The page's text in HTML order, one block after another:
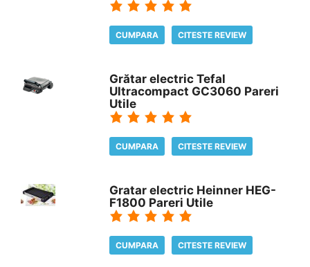
CUMPARA CITESTE REVIEW
Grătar electric Tefal
Ultracompact GC3060 Pareri
Utile
CUMPARA CITESTE REVIEW
Gratar electric Heinner HEG-
F1800 Pareri Utile
CUMPARA CITESTE REVIEW